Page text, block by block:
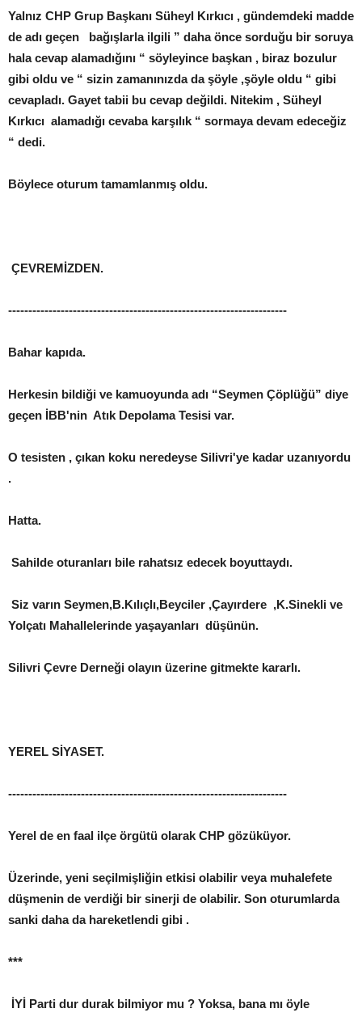
Yalnız CHP Grup Başkanı Süheyl Kırkıcı , gündemdeki madde
de adı geçen bağışlarla ilgili ” daha önce sorduğu bir soruya
hala cevap alamadığını “ söyleyince başkan , biraz bozulur
gibi oldu ve “ sizin zamanınızda da şöyle ,şöyle oldu “ gibi
cevapladı. Gayet tabii bu cevap değildi. Nitekim , Süheyl
Kırkıcı alamadığı cevaba karşılık “ sormaya devam edeceğiz
“ dedi.
Böylece oturum tamamlanmış oldu.
ÇEVREMİZDEN.
---------------------------------------------------------------------
Bahar kapıda.
Herkesin bildiği ve kamuoyunda adı “Seymen Çöplüğü” diye
geçen İBB'nin Atık Depolama Tesisi var.
O tesisten , çıkan koku neredeyse Silivri'ye kadar uzanıyordu
.
Hatta.
Sahilde oturanları bile rahatsız edecek boyuttaydı.
Siz varın Seymen,B.Kılıçlı,Beyciler ,Çayırdere ,K.Sinekli ve
Yolçatı Mahallelerinde yaşayanları düşünün.
Silivri Çevre Derneği olayın üzerine gitmekte kararlı.
YEREL SİYASET.
---------------------------------------------------------------------
Yerel de en faal ilçe örgütü olarak CHP gözüküyor.
Üzerinde, yeni seçilmişliğin etkisi olabilir veya muhalefete
düşmenin de verdiği bir sinerji de olabilir. Son oturumlarda
sanki daha da hareketlendi gibi .
***
İYİ Parti dur durak bilmiyor mu ? Yoksa, bana mı öyle